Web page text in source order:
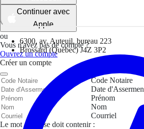
6300, av. Auteuil, bureau 223
Brossard (Québec) J4Z 3P2
Continuer avec
Apple
ou
Vous n'avez pas de compte ?
Ouvrez un compte
Créer un compte
Code Notaire
Date
Prénom
Nom
Courriel
Le mot de passe doit contenir :